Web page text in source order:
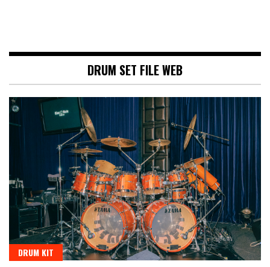
DRUM SET FILE WEB
DRUM KIT